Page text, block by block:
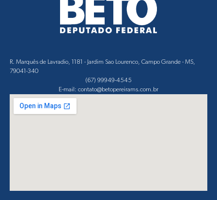
R. Marquês de Lavradio, 1181 - Jardim Sao Lourenco, Campo Grande - MS,
79041-340
(67) 99949-4545
E-mail: contato@betopereirams.com.br